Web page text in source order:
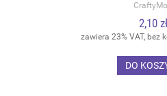
2,10 zł
zawiera 23% VAT, bez
DO